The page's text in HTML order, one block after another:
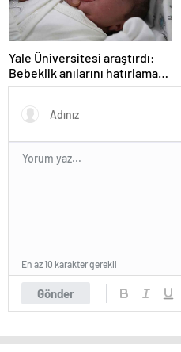
Yale Üniversitesi araştırdı:
Bebeklik anılarını hatırlamak
mümkün mü? Sonuçlar
Gönder
En az 10 karakter gerekli